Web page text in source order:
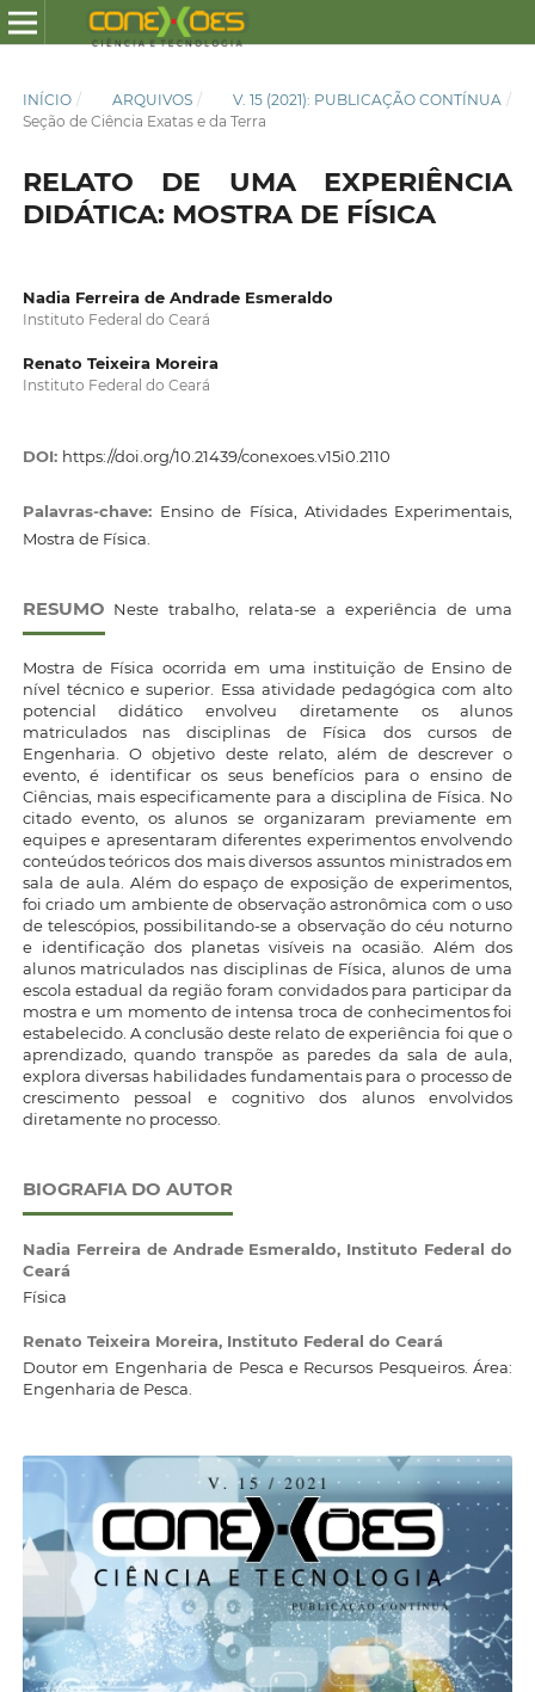
INÍCIO / ARQUIVOS / V. 15 (2021): PUBLICAÇÃO CONTÍNUA /
Seção de Ciência Exatas e da Terra
RELATO DE UMA EXPERIÊNCIA
DIDÁTICA: MOSTRA DE FÍSICA
Nadia Ferreira de Andrade Esmeraldo
Instituto Federal do Ceará
Renato Teixeira Moreira
Instituto Federal do Ceará
DOI: https://doi.org/10.21439/conexoes.v15i0.2110
Palavras-chave: Ensino de Física, Atividades Experimentais,
Mostra de Física.
RESUMO Neste trabalho, relata-se a experiência de uma
Mostra de Física ocorrida em uma instituição de Ensino de
nível técnico e superior. Essa atividade pedagógica com alto
potencial didático envolveu diretamente os alunos
matriculados nas disciplinas de Física dos cursos de
Engenharia. O objetivo deste relato, além de descrever o
evento, é identificar os seus benefícios para o ensino de
Ciências, mais especificamente para a disciplina de Física. No
citado evento, os alunos se organizaram previamente em
equipes e apresentaram diferentes experimentos envolvendo
conteúdos teóricos dos mais diversos assuntos ministrados em
sala de aula. Além do espaço de exposição de experimentos,
foi criado um ambiente de observação astronômica com o uso
de telescópios, possibilitando-se a observação do céu noturno
e identificação dos planetas visíveis na ocasião. Além dos
alunos matriculados nas disciplinas de Física, alunos de uma
escola estadual da região foram convidados para participar da
mostra e um momento de intensa troca de conhecimentos foi
estabelecido. A conclusão deste relato de experiência foi que o
aprendizado, quando transpõe as paredes da sala de aula,
explora diversas habilidades fundamentais para o processo de
crescimento pessoal e cognitivo dos alunos envolvidos
diretamente no processo.
BIOGRAFIA DO AUTOR
Nadia Ferreira de Andrade Esmeraldo, Instituto Federal do
Ceará
Física
Renato Teixeira Moreira, Instituto Federal do Ceará
Doutor em Engenharia de Pesca e Recursos Pesqueiros. Área:
Engenharia de Pesca.